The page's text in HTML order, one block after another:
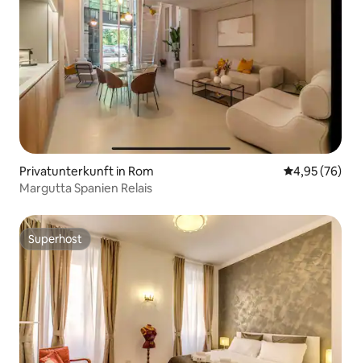
Privatunterkunft in Rom
4,95 (76)
Margutta Spanien Relais
Superhost
Superhost